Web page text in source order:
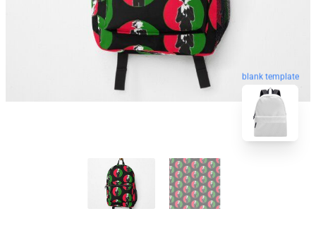
blank template